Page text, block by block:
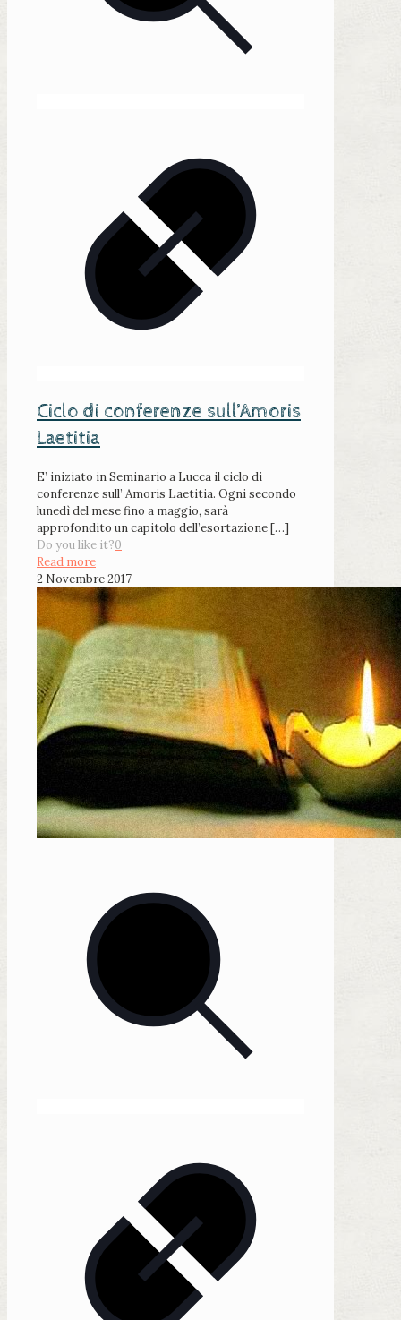
Ciclo di conferenze sull’Amoris
Laetitia
E’ iniziato in Seminario a Lucca il ciclo di
conferenze sull’ Amoris Laetitia. Ogni secondo
lunedì del mese fino a maggio, sarà
approfondito un capitolo dell’esortazione[…]
Do you like it?0
Read more
2 Novembre 2017